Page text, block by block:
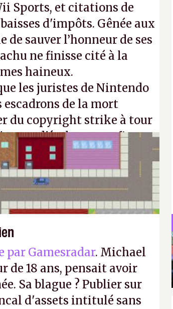
Sports, et citations de
d'impôts. Gênée aux
sauver l’honneur de ses
ne finisse cité à la
haineux.
les juristes de Nintendo
escadrons de la mort
du copyright strike à tour
d'étaler sa confiture
d'enfance.P.
par Gamesradar. Michael
de 18 ans, pensait avoir
Sa blague ? Publier sur
d'assets intitulé sans